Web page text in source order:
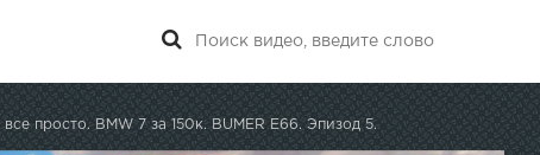
просто. BMW 7 за 150к. BUMER E66. Эпизод 5.